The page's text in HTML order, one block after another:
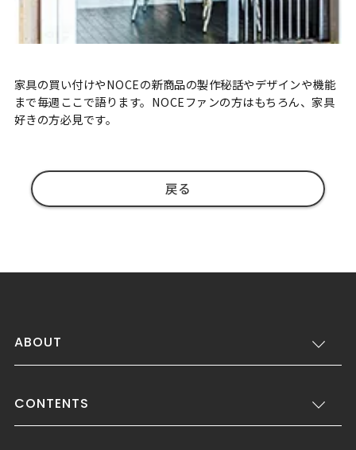
家具の買い付けやNOCEの新商品の製作秘話やデザインや機能
まで毎週ここで語ります。NOCEファンの方はもちろん、家具
好きの方必見です。
戻る
ABOUT
CONTENTS